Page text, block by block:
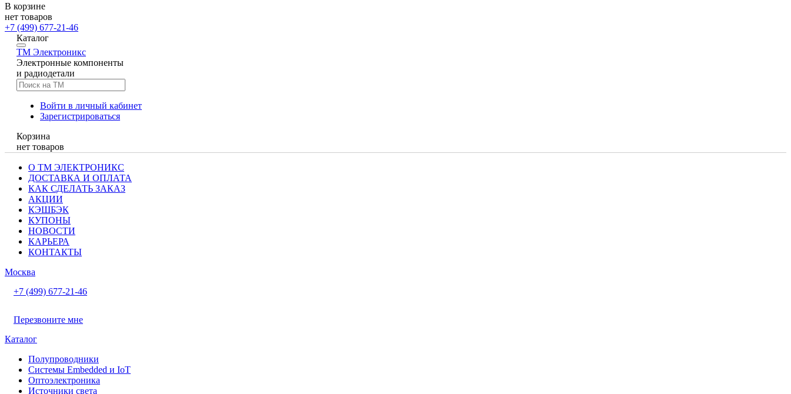
В корзине
нет товаров
+7 (499) 677-21-46
Каталог
TM Электроникс
Электронные компоненты
и радиодетали
Войти в личный кабинет
Зарегистрироваться
Корзина
нет товаров
О ТМ ЭЛЕКТРОНИКС
ДОСТАВКА И ОПЛАТА
КАК СДЕЛАТЬ ЗАКАЗ
АКЦИИ
КЭШБЭК
КУПОНЫ
НОВОСТИ
КАРЬЕРА
КОНТАКТЫ
Москва
+7 (499) 677-21-46
Перезвоните мне
Каталог
Полупроводники
Системы Embedded и IoT
Oптоэлектроника
Источники света